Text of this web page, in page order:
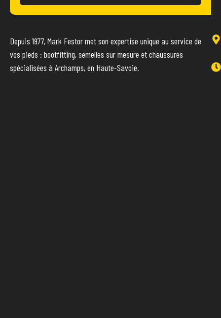
Depuis 1977, Mark Festor met son expertise unique au service de
vos pieds : bootfitting, semelles sur mesure et chaussures
spécialisées à Archamps, en Haute-Savoie.